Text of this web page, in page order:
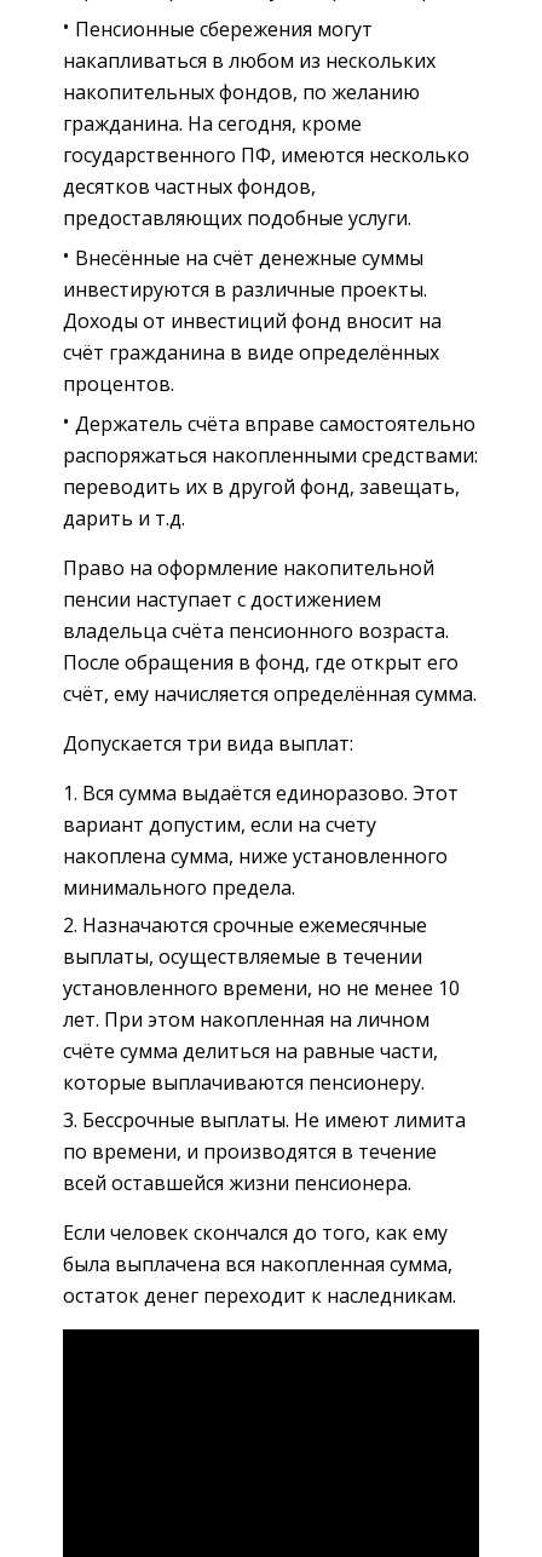
Пенсионные сбережения могут
накапливаться в любом из нескольких
накопительных фондов, по желанию
гражданина. На сегодня, кроме
государственного ПФ, имеются несколько
десятков частных фондов,
предоставляющих подобные услуги.
Внесённые на счёт денежные суммы
инвестируются в различные проекты.
Доходы от инвестиций фонд вносит на
счёт гражданина в виде определённых
процентов.
Держатель счёта вправе самостоятельно
распоряжаться накопленными средствами:
переводить их в другой фонд, завещать,
дарить и т.д.
Право на оформление накопительной
пенсии наступает с достижением
владельца счёта пенсионного возраста.
После обращения в фонд, где открыт его
счёт, ему начисляется определённая сумма.
Допускается три вида выплат:
Вся сумма выдаётся единоразово. Этот
вариант допустим, если на счету
накоплена сумма, ниже установленного
минимального предела.
Назначаются срочные ежемесячные
выплаты, осуществляемые в течении
установленного времени, но не менее 10
лет. При этом накопленная на личном
счёте сумма делиться на равные части,
которые выплачиваются пенсионеру.
Бессрочные выплаты. Не имеют лимита
по времени, и производятся в течение
всей оставшейся жизни пенсионера.
Если человек скончался до того, как ему
была выплачена вся накопленная сумма,
остаток денег переходит к наследникам.